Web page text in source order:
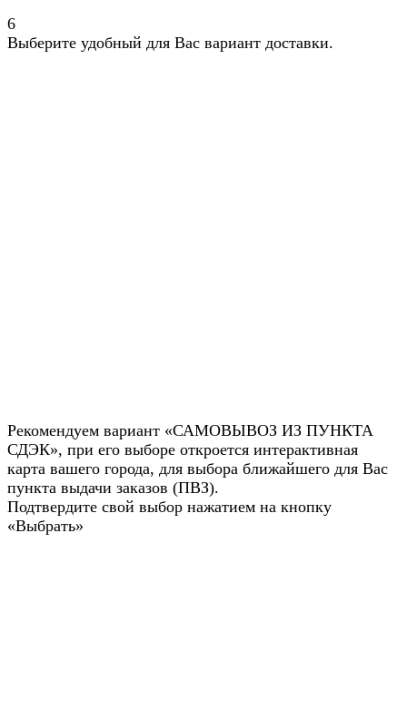
6
Выберите удобный для Вас вариант доставки.
Рекомендуем вариант «САМОВЫВОЗ ИЗ ПУНКТА
СДЭК», при его выборе откроется интерактивная
карта вашего города, для выбора ближайшего для Вас
пункта выдачи заказов (ПВЗ).
Подтвердите свой выбор нажатием на кнопку
«Выбрать»